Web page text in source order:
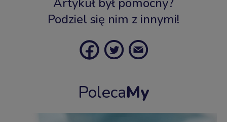
Podziel się nim z innymi!
PolecaMy